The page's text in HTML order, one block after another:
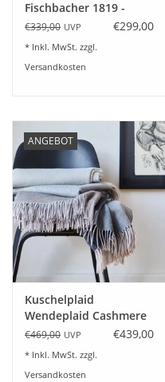
Fischbacher 1819 -
Baby-Alpaka
€339,00 UVP €299,00
* Inkl. MwSt. zzgl.
Versandkosten
ANGEBOT
Kuschelplaid
Wendeplaid Cashmere
/Wolle Alassio
€469,00 UVP €439,00
* Inkl. MwSt. zzgl.
Versandkosten